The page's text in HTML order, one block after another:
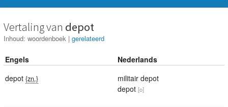
Vertaling van depot
Inhoud: woordenboek | gerelateerd
Engels
Nederlands
depot {zn.}
militair depot
depot [o]